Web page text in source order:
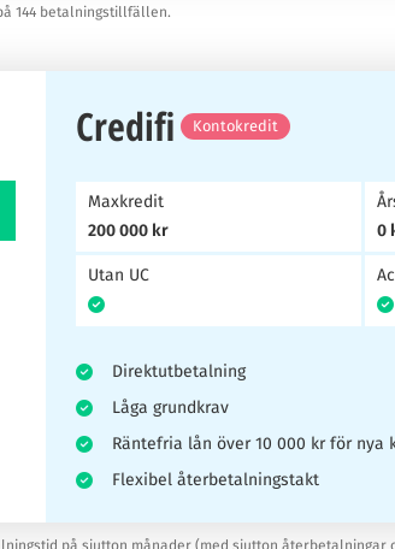
144 betalningstillfällen.
Credifi Kontokredit
Maxkredit
200 000 kr
0
Utan UC
Direktutbetalning
Låga grundkrav
Räntefria lån över 10 000 kr för nya
Flexibel återbetalningstakt
på sjutton månader (med sjutton återbetalningar om 2